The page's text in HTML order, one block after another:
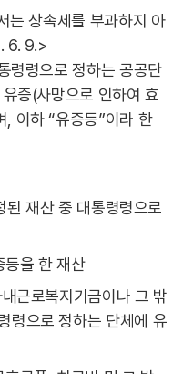
는 상속세를 부과하지 아
6. 9.>
령령으로 정하는 공공단
증(사망으로 인하여 효
, 이하 “유증등”이라 한
된 재산 중 대통령령으로
등을 한 재산
내근로복지기금이나 그 밖
령으로 정하는 단체에 유